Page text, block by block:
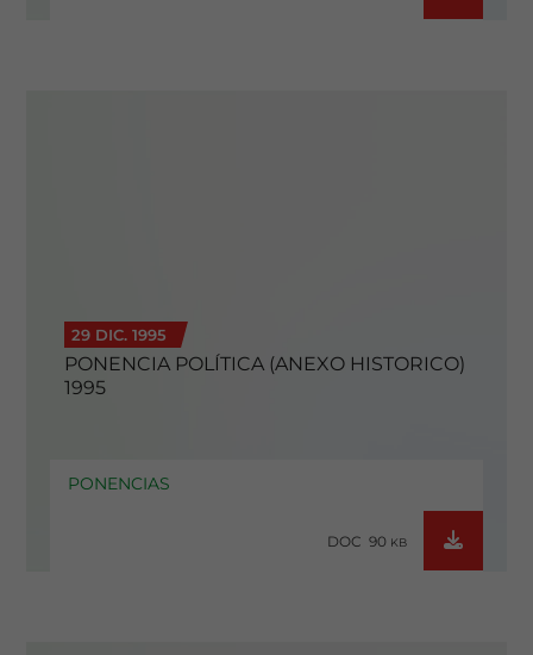
29 DIC. 1995
PONENCIA POLÍTICA (ANEXO HISTORICO)
1995
PONENCIAS
DOC 90 KB